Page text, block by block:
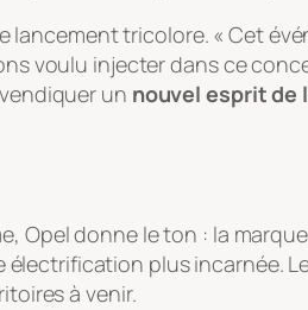
lancement tricolore. « Cet
voulu injecter dans ce
un nouvel esprit de
Opel donne le ton : la
plus incarnée.
à venir.